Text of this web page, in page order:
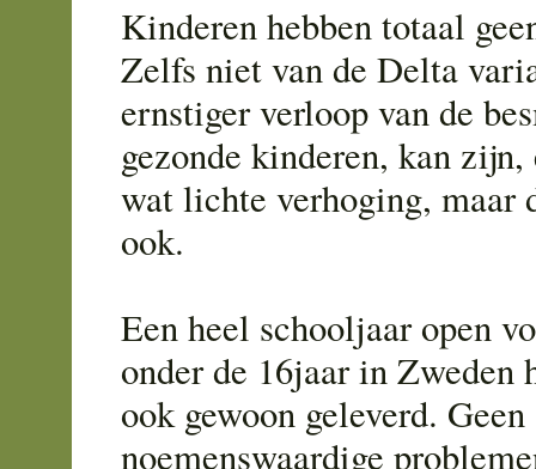
Kinderen hebben totaal
Zelfs niet van de Delta
ernstiger verloop van de
gezonde kinderen, kan zijn,
wat lichte verhoging, maar
ook.
Een heel schooljaar open
onder de 16jaar in Zweden
ook gewoon geleverd. Geen
noemenswaardige